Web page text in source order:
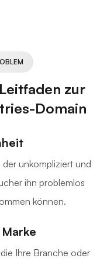
zur
Domain
unkompliziert und
ihn problemlos
können.
Ihre Branche oder